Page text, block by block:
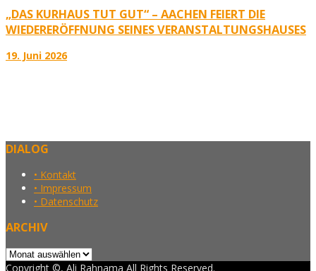
„DAS KURHAUS TUT GUT“ – AACHEN FEIERT DIE
WIEDERERÖFFNUNG SEINES VERANSTALTUNGSHAUSES
19. Juni 2026
DIALOG
• Kontakt
• Impressum
• Datenschutz
ARCHIV
Archiv
Copyright ©, Ali Rahnama All Rights Reserved.